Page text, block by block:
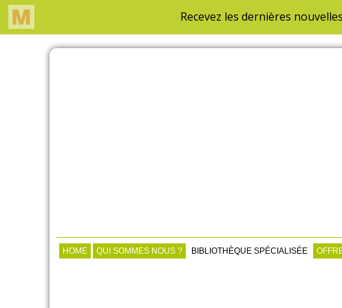
HOME QUI SOMMES NOUS ? BIBLIOTHÈQUE SPÉCIALISÉE